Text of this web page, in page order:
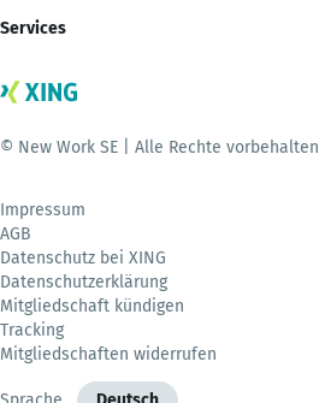
Services
© New Work SE | Alle Rechte vorbehalten
Impressum
AGB
Datenschutz bei XING
Datenschutzerklärung
Mitgliedschaft kündigen
Tracking
Mitgliedschaften widerrufen